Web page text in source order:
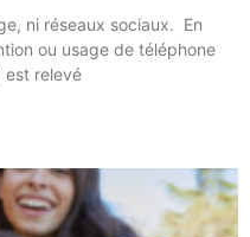
ni réseaux sociaux. En
ou usage de téléphone
est relevé